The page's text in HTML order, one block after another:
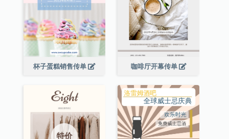
杯子蛋糕销售传单 咖啡厅开幕传单